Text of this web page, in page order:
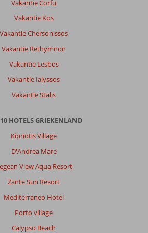
Vakantie Corfu
Vakantie Kos
Vakantie Chersonissos
Vakantie Rethymnon
Vakantie Lesbos
Vakantie Ialyssos
Vakantie Stalis
HOTELS GRIEKENLAND
Kipriotis Village
D'Andrea Mare
View Aqua Resort
Zante Sun Resort
Mediterraneo Hotel
Porto village
Calypso Beach